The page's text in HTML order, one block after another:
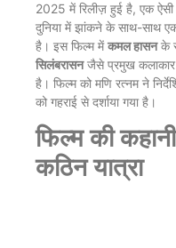
2025 में रिलीज़ हुई है, एक
दुनिया में झांकने के साथ-साथ
है। इस फिल्म मेंकमल हासनके
सिलंबरासनजैसे प्रमुख कलाकार
है। फिल्म को मणि रत्नम ने
को गहराई से दर्शाया गया है।
फिल्म की
कठिन यात्रा